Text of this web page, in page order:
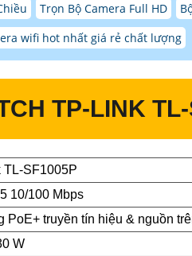
Trọn Bộ Camera Full HD
wifi hot nhất giá rẻ chất lượng
TP-LINK
TL-SF1005P
10/100 Mbps
PoE+ truyền tín hiệu & nguồn
W